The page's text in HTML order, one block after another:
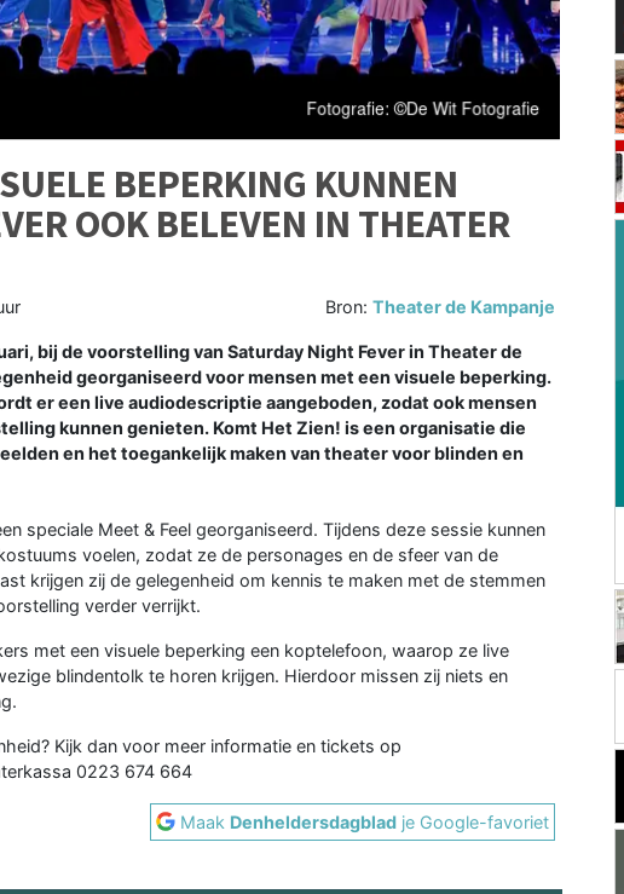
BEPERKING KUNNEN
OOK BELEVEN IN THEATER
Bron:Theater de Kampanje
bij de voorstelling van Saturday Night Fever in Theater de
georganiseerd voor mensen met een visuele beperking.
er een live audiodescriptie aangeboden, zodat ook mensen
kunnen genieten. Komt Het Zien! is een organisatie die
en het toegankelijk maken van theater voor blinden en
speciale Meet & Feel georganiseerd. Tijdens deze sessie kunnen
voelen, zodat ze de personages en de sfeer van de
krijgen zij de gelegenheid om kennis te maken met de stemmen
verder verrijkt.
met een visuele beperking een koptelefoon, waarop ze live
blindentolk te horen krijgen. Hierdoor missen zij niets en
Kijk dan voor meer informatie en tickets op
0223 674 664
Maak Denheldersdagblad je Google-favoriet